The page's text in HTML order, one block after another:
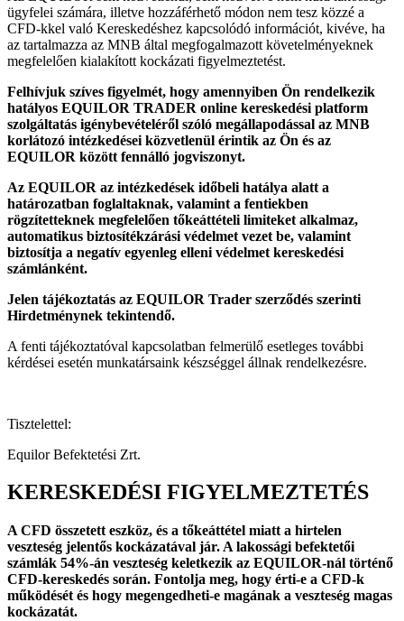
ügyfelei számára, illetve hozzáférhető módon nem tesz közzé a
CFD-kkel való Kereskedéshez kapcsolódó információt, kivéve, ha
az tartalmazza az MNB által megfogalmazott követelményeknek
megfelelően kialakított kockázati figyelmeztetést.
Felhívjuk szíves figyelmét, hogy amennyiben Ön rendelkezik
hatályos EQUILOR TRADER online kereskedési platform
szolgáltatás igénybevételéről szóló megállapodással az MNB
korlátozó intézkedései közvetlenül érintik az Ön és az
EQUILOR között fennálló jogviszonyt.
Az EQUILOR az intézkedések időbeli hatálya alatt a
határozatban foglaltaknak, valamint a fentiekben
rögzítetteknek megfelelően tőkeáttételi limiteket alkalmaz,
automatikus biztosítékzárási védelmet vezet be, valamint
biztosítja a negatív egyenleg elleni védelmet kereskedési
számlánként.
Jelen tájékoztatás az EQUILOR Trader szerződés szerinti
Hirdetménynek tekintendő.
A fenti tájékoztatóval kapcsolatban felmerülő esetleges további
kérdései esetén munkatársaink készséggel állnak rendelkezésre.
Tisztelettel:
Equilor Befektetési Zrt.
KERESKEDÉSI FIGYELMEZTETÉS
A CFD összetett eszköz, és a tőkeáttétel miatt a hirtelen
veszteség jelentős kockázatával jár. A lakossági befektetői
számlák 54%-án veszteség keletkezik az EQUILOR-nál történő
CFD-kereskedés során. Fontolja meg, hogy érti-e a CFD-k
működését és hogy megengedheti-e magának a veszteség magas
kockázatát.